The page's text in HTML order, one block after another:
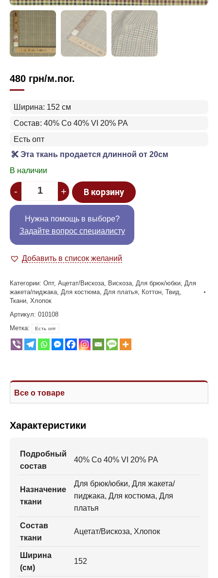
480 грн/м.пог.
Ширина: 152 см
Состав: 40% Co 40% VI 20% PA
Есть опт
Эта ткань продается длинной от 20см
В наличии
Quantity
- + В корзину
Нужна помощь в выборе?
Задайте вопрос специалисту
Добавить в список желаний
Категории: Опт, Ацетат/Вискоза Вискоза Для брюк/юбки Для
жакета/пиджака Для костюма Для платья Коттон Твид
Ткани Хлопок
Артикул: 010108
Метка:
Есть опт
Все о товаре
Характеристики
Подробный
состав
40% Co 40% VI 20% PA
Назначение
ткани
Для брюк/юбки, Для жакета/
пиджака, Для костюма, Для
платья
Состав
ткани
Ацетат/Вискоза, Хлопок
Ширина
(см)
152